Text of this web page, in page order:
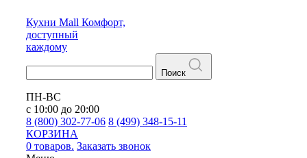
Кухни Mall Комфорт,
доступный
каждому
Поиск
ПН-ВС
с 10:00 до 20:00
8 (800) 302-77-06 8 (499) 348-15-11
КОРЗИНА
0 товаров. Заказать звонок